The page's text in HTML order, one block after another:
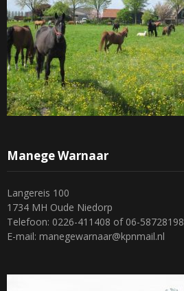
Manege Warnaar
Langereis 100
1734 MH Oude Niedorp
Telefoon: 0226-411408 of 06-58728198
E-mail: manegewarnaar@kpnmail.nl